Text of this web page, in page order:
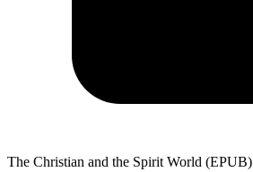
The Christian and the Spirit World (EPUB)